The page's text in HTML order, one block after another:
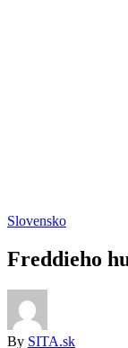
Slovensko
Freddieho
By SITA.sk